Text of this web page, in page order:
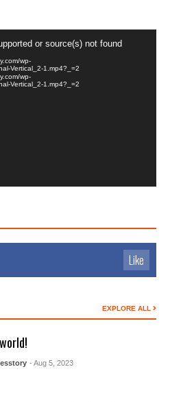
or source(s) not found
wp-
Vertical_2-1.mp4?_=2
wp-
Vertical_2-1.mp4?_=2
Like
EXPLORE ALL
- Aug 5, 2023